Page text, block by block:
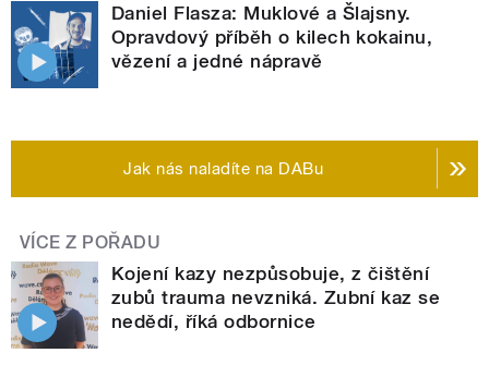
Daniel Flasza: Muklové a Šlajsny.
Opravdový příběh o kilech kokainu,
vězení a jedné nápravě
Jak nás naladíte na DABu
VÍCE Z POŘADU
Kojení kazy nezpůsobuje, z čištění
zubů trauma nevzniká. Zubní kaz se
nedědí, říká odbornice